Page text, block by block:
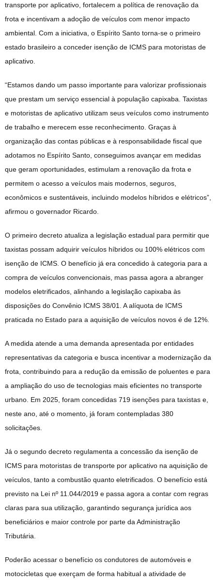
transporte por aplicativo, fortalecem a política de renovação da
frota e incentivam a adoção de veículos com menor impacto
ambiental. Com a iniciativa, o Espírito Santo torna-se o primeiro
estado brasileiro a conceder isenção de ICMS para motoristas de
aplicativo.
“Estamos dando um passo importante para valorizar profissionais
que prestam um serviço essencial à população capixaba. Taxistas
e motoristas de aplicativo utilizam seus veículos como instrumento
de trabalho e merecem esse reconhecimento. Graças à
organização das contas públicas e à responsabilidade fiscal que
adotamos no Espírito Santo, conseguimos avançar em medidas
que geram oportunidades, estimulam a renovação da frota e
permitem o acesso a veículos mais modernos, seguros,
econômicos e sustentáveis, incluindo modelos híbridos e elétricos”,
afirmou o governador Ricardo.
O primeiro decreto atualiza a legislação estadual para permitir que
taxistas possam adquirir veículos híbridos ou 100% elétricos com
isenção de ICMS. O benefício já era concedido à categoria para a
compra de veículos convencionais, mas passa agora a abranger
modelos eletrificados, alinhando a legislação capixaba às
disposições do Convênio ICMS 38/01. A alíquota de ICMS
praticada no Estado para a aquisição de veículos novos é de 12%.
A medida atende a uma demanda apresentada por entidades
representativas da categoria e busca incentivar a modernização da
frota, contribuindo para a redução da emissão de poluentes e para
a ampliação do uso de tecnologias mais eficientes no transporte
urbano. Em 2025, foram concedidas 719 isenções para taxistas e,
neste ano, até o momento, já foram contempladas 380
solicitações.
Já o segundo decreto regulamenta a concessão da isenção de
ICMS para motoristas de transporte por aplicativo na aquisição de
veículos, tanto a combustão quanto eletrificados. O benefício está
previsto na Lei nº 11.044/2019 e passa agora a contar com regras
claras para sua utilização, garantindo segurança jurídica aos
beneficiários e maior controle por parte da Administração
Tributária.
Poderão acessar o benefício os condutores de automóveis e
motocicletas que exerçam de forma habitual a atividade de